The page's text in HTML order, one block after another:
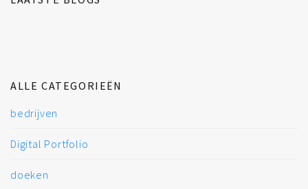
ALLE CATEGORIEËN
bedrijven
Digital Portfolio
doeken